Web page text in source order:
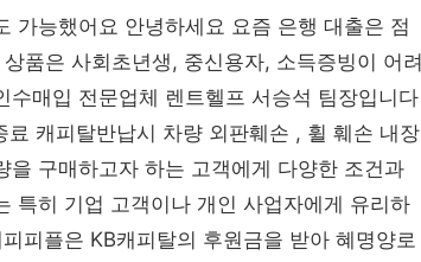
가능했어요 안녕하세요 요즘 은행 대출은 점
품은 사회초년생, 중신용자, 소득증빙이 어려
매입 전문업체 렌트헬프 서승석 팀장입니다
캐피탈반납시 차량 외판훼손 , 휠 훼손 내장
구매하고자 하는 고객에게 다양한 조건과
특히 기업 고객이나 개인 사업자에게 유리하
피플은 KB캐피탈의 후원금을 받아 혜명양로